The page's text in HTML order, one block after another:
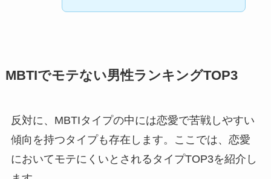
MBTIでモテない男性ランキングTOP3
反対に、MBTIタイプの中には恋愛で苦戦しやすい
傾向を持つタイプも存在します。ここでは、恋愛
においてモテにくいとされるタイプTOP3を紹介し